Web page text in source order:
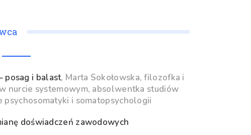
posag i balast, Marta Sokołowska, filozofka i
nurcie systemowym, absolwentka studiów
i somatopsychologii
doświadczeń zawodowych